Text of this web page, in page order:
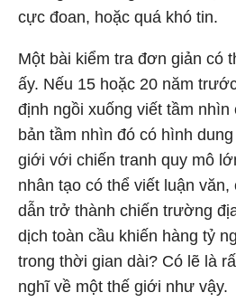
cực đoan, hoặc quá khó tin.
Một bài kiểm tra đơn giản có
ấy. Nếu 15 hoặc 20 năm
định ngồi xuống viết tầm nhìn
bản tầm nhìn đó có hình
giới với chiến tranh quy mô
nhân tạo có thể viết luận
dẫn trở thành chiến trường
dịch toàn cầu khiến hàng tỷ
trong thời gian dài? Có lẽ là
nghĩ về một thế giới như vậy.